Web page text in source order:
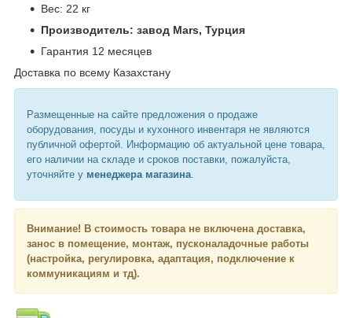
Вес: 22 кг
Производитель: завод Mars, Турция
Гарантия 12 месяцев
Доставка по всему Казахстану
Размещенные на сайте предложения о продаже
оборудования, посуды и кухонного инвентаря не являются
публичной офертой. Информацию об актуальной цене товара,
его наличии на складе и сроков поставки, пожалуйста,
уточняйте у менеджера магазина.
Внимание! В стоимость товара не включена доставка,
занос в помещение, монтаж, пусконаладочные работы
(настройка, регулировка, адаптация, подключение к
коммуникациям и тд).